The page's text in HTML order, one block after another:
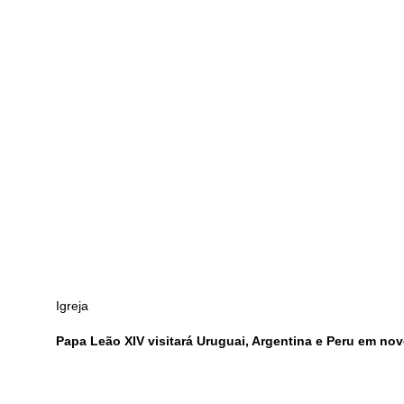
Igreja
Papa Leão XIV visitará Uruguai, Argentina e Peru em